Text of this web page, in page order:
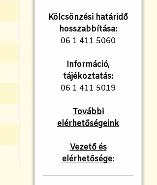
Kölcsönzési határidő
hosszabbítása:
06 1 411 5060
Információ,
tájékoztatás:
06 1 411 5019
További
elérhetőségeink
Vezető és
elérhetősége: